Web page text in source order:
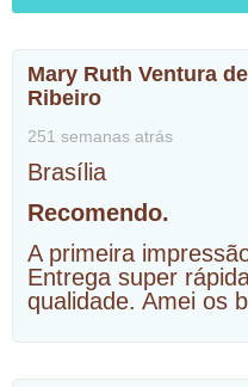
Mary Ruth Ventura
Ribeiro
251 semanas atrás
Brasília
Recomendo.
A primeira
Entrega super
qualidade. Amei os